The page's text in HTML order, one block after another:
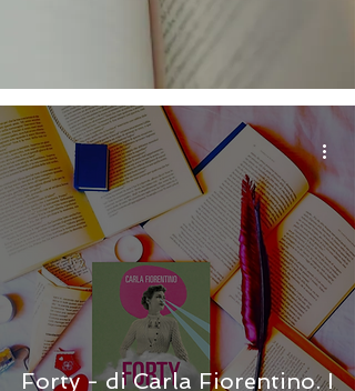
Forty - di Carla Fiorentino. I